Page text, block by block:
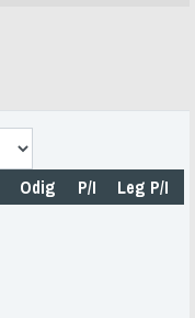
Odig P/I Leg P/I